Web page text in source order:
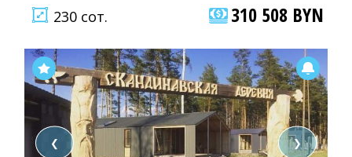
230 сот. 310 508 BYN
❮ ❯